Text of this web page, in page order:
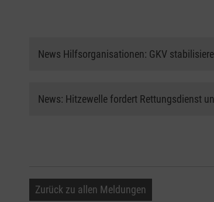
News Hilfsorganisationen: GKV
News: Hitzewelle fordert Rettungsdienst
Zurück zu allen Meldungen